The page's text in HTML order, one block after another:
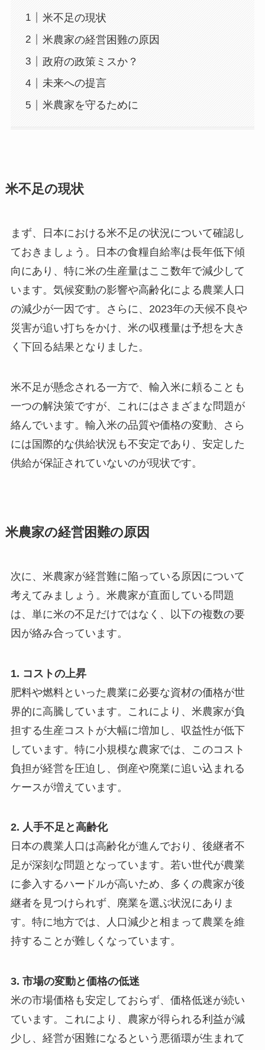
米不足の現状
米農家の経営困難の原因
政府の政策ミスか？
未来への提言
米農家を守るために
米不足の現状
まず、日本における米不足の状況について確認し
ておきましょう。日本の食糧自給率は長年低下傾
向にあり、特に米の生産量はここ数年で減少して
います。気候変動の影響や高齢化による農業人口
の減少が一因です。さらに、2023年の天候不良や
災害が追い打ちをかけ、米の収穫量は予想を大き
く下回る結果となりました。
米不足が懸念される一方で、輸入米に頼ることも
一つの解決策ですが、これにはさまざまな問題が
絡んでいます。輸入米の品質や価格の変動、さら
には国際的な供給状況も不安定であり、安定した
供給が保証されていないのが現状です。
米農家の経営困難の原因
次に、米農家が経営難に陥っている原因について
考えてみましょう。米農家が直面している問題
は、単に米の不足だけではなく、以下の複数の要
因が絡み合っています。
1. コストの上昇
肥料や燃料といった農業に必要な資材の価格が世
界的に高騰しています。これにより、米農家が負
担する生産コストが大幅に増加し、収益性が低下
しています。特に小規模な農家では、このコスト
負担が経営を圧迫し、倒産や廃業に追い込まれる
ケースが増えています。
2. 人手不足と高齢化
日本の農業人口は高齢化が進んでおり、後継者不
足が深刻な問題となっています。若い世代が農業
に参入するハードルが高いため、多くの農家が後
継者を見つけられず、廃業を選ぶ状況にありま
す。特に地方では、人口減少と相まって農業を維
持することが難しくなっています。
3. 市場の変動と価格の低迷
米の市場価格も安定しておらず、価格低迷が続い
ています。これにより、農家が得られる利益が減
少し、経営が困難になるという悪循環が生まれて